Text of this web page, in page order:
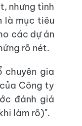
nhưng tình
là mục tiêu
các dự án
rõ nét.
chuyên gia
Công ty
đánh giá
làm rõ)".